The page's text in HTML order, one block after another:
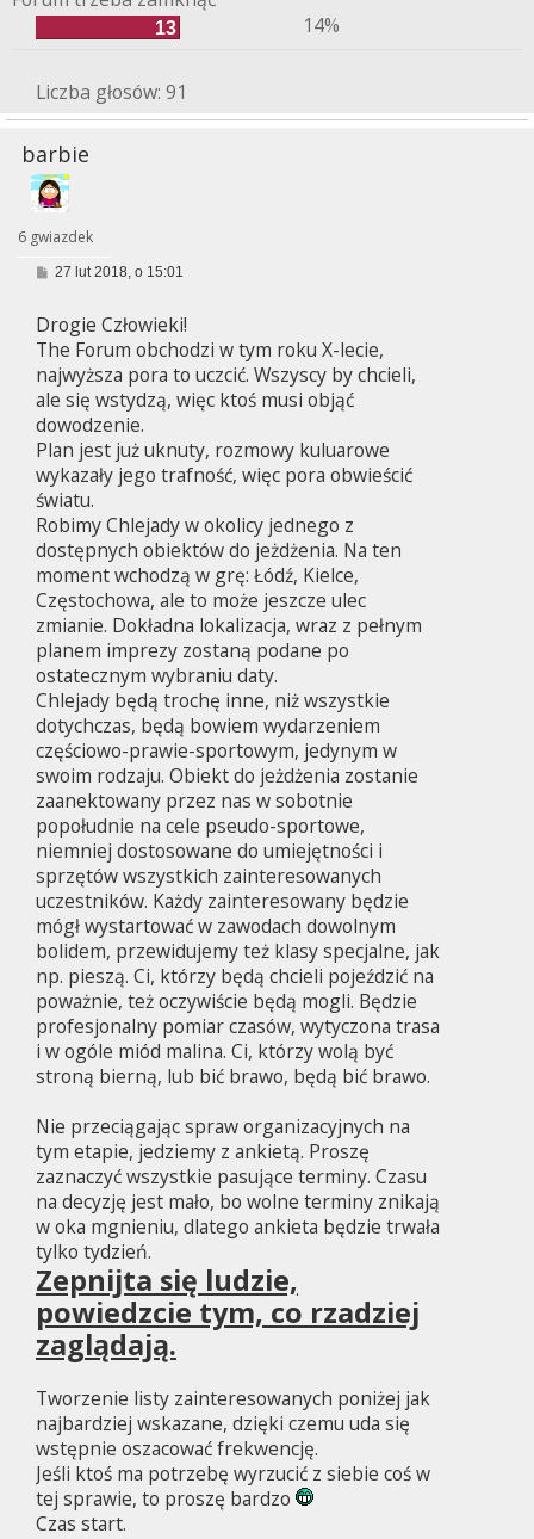
13 14%
Liczba głosów: 91
barbie
6 gwiazdek
P
t
27 lut 2018, o 15:01
Drogie Człowieki!
The Forum obchodzi w tym roku X-lecie,
najwyższa pora to uczcić. Wszyscy by chcieli,
ale się wstydzą, więc ktoś musi objąć
dowodzenie.
Plan jest już uknuty, rozmowy kuluarowe
wykazały jego trafność, więc pora obwieścić
światu.
Robimy Chlejady w okolicy jednego z
dostępnych obiektów do jeżdżenia. Na ten
moment wchodzą w grę: Łódź, Kielce,
Częstochowa, ale to może jeszcze ulec
zmianie. Dokładna lokalizacja, wraz z pełnym
planem imprezy zostaną podane po
ostatecznym wybraniu daty.
Chlejady będą trochę inne, niż wszystkie
dotychczas, będą bowiem wydarzeniem
częściowo-prawie-sportowym, jedynym w
swoim rodzaju. Obiekt do jeżdżenia zostanie
zaanektowany przez nas w sobotnie
popołudnie na cele pseudo-sportowe,
niemniej dostosowane do umiejętności i
sprzętów wszystkich zainteresowanych
uczestników. Każdy zainteresowany będzie
mógł wystartować w zawodach dowolnym
bolidem, przewidujemy też klasy specjalne, jak
np. pieszą. Ci, którzy będą chcieli pojeździć na
poważnie, też oczywiście będą mogli. Będzie
profesjonalny pomiar czasów, wytyczona trasa
i w ogóle miód malina. Ci, którzy wolą być
stroną bierną, lub bić brawo, będą bić brawo.
Nie przeciągając spraw organizacyjnych na
tym etapie, jedziemy z ankietą. Proszę
zaznaczyć wszystkie pasujące terminy. Czasu
na decyzję jest mało, bo wolne terminy znikają
w oka mgnieniu, dlatego ankieta będzie trwała
tylko tydzień.
Zepnijta się ludzie,
powiedzcie tym, co rzadziej
zaglądają.
Tworzenie listy zainteresowanych poniżej jak
najbardziej wskazane, dzięki czemu uda się
wstępnie oszacować frekwencję.
Jeśli ktoś ma potrzebę wyrzucić z siebie coś w
tej sprawie, to proszę bardzo
Czas start.